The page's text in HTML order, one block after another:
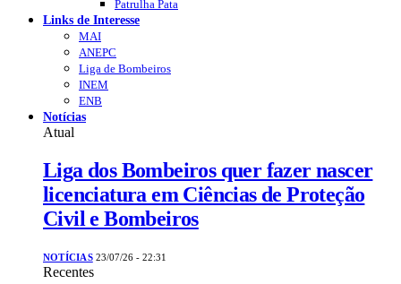
Patrulha Pata
Links de Interesse
MAI
ANEPC
Liga de Bombeiros
INEM
ENB
Notícias
Atual
Liga dos Bombeiros quer fazer nascer
licenciatura em Ciências de Proteção
Civil e Bombeiros
NOTÍCIAS 23/07/26 - 22:31
Recentes